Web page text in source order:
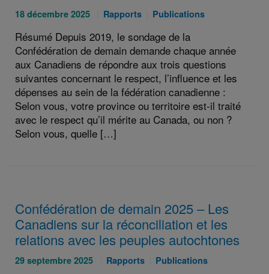
Publié
:
18 décembre 2025
Catégories
Rapports
Catégories
Publications
Résumé Depuis 2019, le sondage de la
Confédération de demain demande chaque année
aux Canadiens de répondre aux trois questions
suivantes concernant le respect, l’influence et les
dépenses au sein de la fédération canadienne :
Selon vous, votre province ou territoire est-il traité
avec le respect qu’il mérite au Canada, ou non ?
Selon vous, quelle […]
Confédération de demain 2025 – Les
Canadiens sur la réconciliation et les
relations avec les peuples autochtones
Publié
29 septembre 2025
Catégories
Rapports
Catégories
Publications